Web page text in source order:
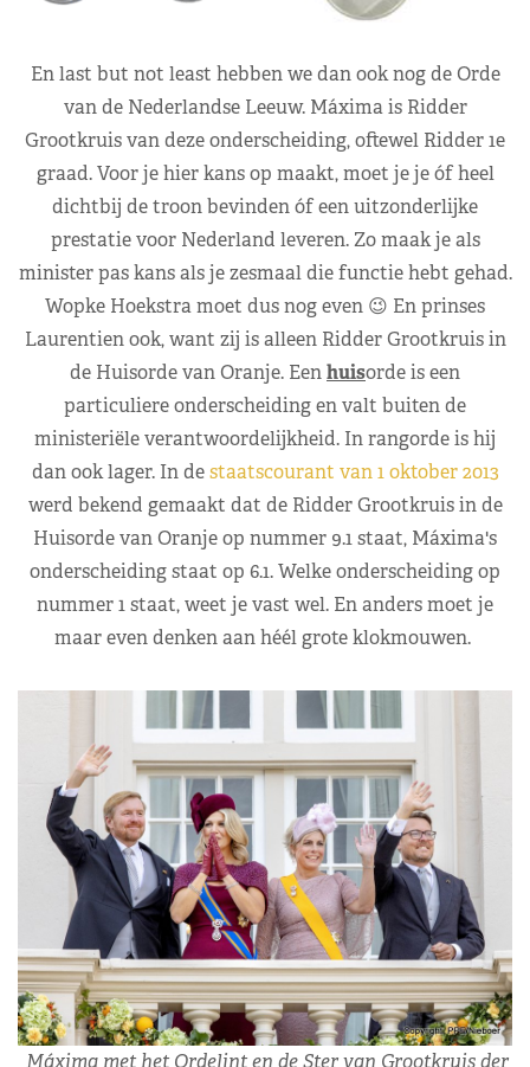
En last but not least hebben we dan ook nog de Orde
van de Nederlandse Leeuw. Máxima is Ridder
Grootkruis van deze onderscheiding, oftewel Ridder 1e
graad. Voor je hier kans op maakt, moet je je óf heel
dichtbij de troon bevinden óf een uitzonderlijke
prestatie voor Nederland leveren. Zo maak je als
minister pas kans als je zesmaal die functie hebt gehad.
Wopke Hoekstra moet dus nog even 😉 En prinses
Laurentien ook, want zij is alleen Ridder Grootkruis in
de Huisorde van Oranje. Eenhuisorde is een
particuliere onderscheiding en valt buiten de
ministeriële verantwoordelijkheid. In rangorde is hij
dan ook lager. In destaatscourant van 1 oktober 2013
werd bekend gemaakt dat de Ridder Grootkruis in de
Huisorde van Oranje op nummer 9.1 staat, Máxima's
onderscheiding staat op 6.1. Welke onderscheiding op
nummer 1 staat, weet je vast wel. En anders moet je
maar even denken aan héél grote klokmouwen.
Máxima met het Ordelint en de Ster van Grootkruis der